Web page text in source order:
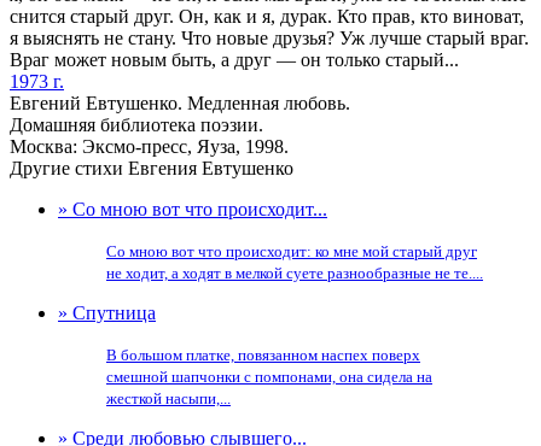
снится старый друг. Он, как и я, дурак. Кто прав, кто виноват,
я выяснять не стану. Что новые друзья? Уж лучше старый враг.
Враг может новым быть, а друг — он только старый...
1973 г.
Евгений Евтушенко. Медленная любовь.
Домашняя библиотека поэзии.
Москва: Эксмо-пресс, Яуза, 1998.
Другие стихи Евгения Евтушенко
» Со мною вот что происходит...
Со мною вот что происходит: ко мне мой старый друг
не ходит, а ходят в мелкой суете разнообразные не те....
» Спутница
В большом платке, повязанном наспех поверх
смешной шапчонки с помпонами, она сидела на
жесткой насыпи,...
» Среди любовью слывшего...